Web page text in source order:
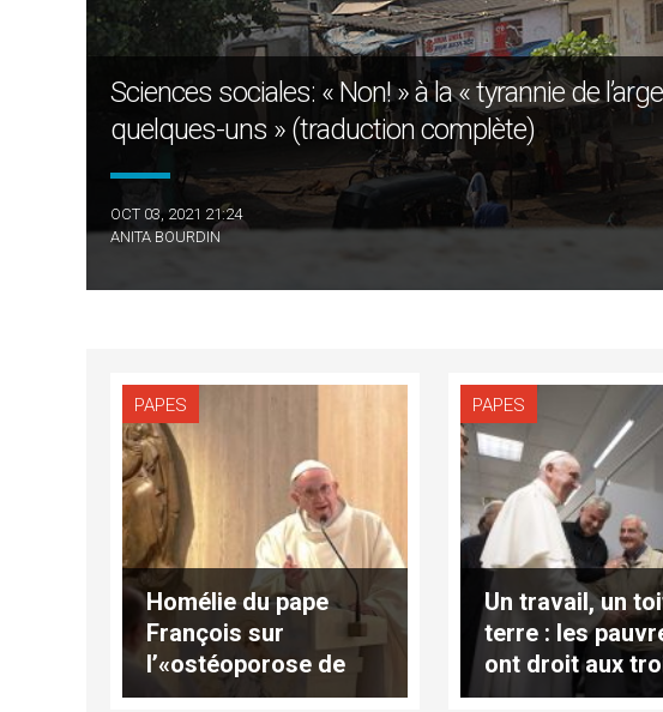
Sciences sociales: « Non! » à la « tyrannie de
quelques-uns » (traduction complète)
OCT 03, 2021 21:24
ANITA BOURDIN
PAPES
Homélie du pape
François sur
l’«ostéoporose de
l’âme»
PAPES
Un travail, un
terre : les
ont droit aux
»